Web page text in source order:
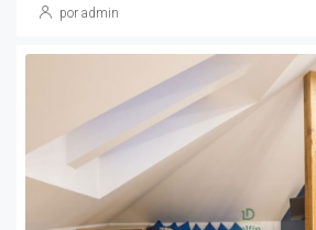
por admin